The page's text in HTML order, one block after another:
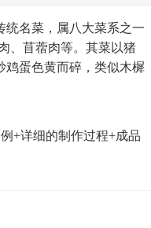
统名菜，属八大菜系之一
、苜蓿肉等。其菜以猪
鸡蛋色黄而碎，类似木樨
+详细的制作过程+成品